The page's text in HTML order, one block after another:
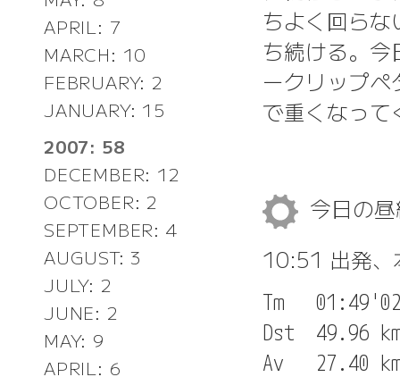
APRIL: 7
MARCH: 10
FEBRUARY: 2
JANUARY: 15
2007: 58
DECEMBER: 12
OCTOBER: 2
SEPTEMBER: 4
AUGUST: 3
JULY: 2
JUNE: 2
MAY: 9
APRIL: 6
ちよく回ら
ち続ける。
ークリップ
で重くなっ
今日の
10:51 出発、
Tm
Dst  49.96
Av   27.40